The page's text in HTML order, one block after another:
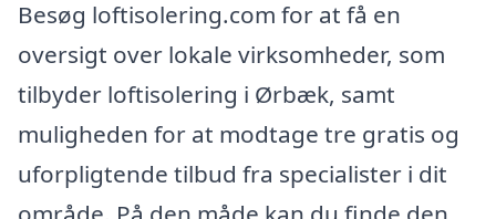
Besøg loftisolering.com for at få en
oversigt over lokale virksomheder, som
tilbyder loftisolering i Ørbæk, samt
muligheden for at modtage tre gratis og
uforpligtende tilbud fra specialister i dit